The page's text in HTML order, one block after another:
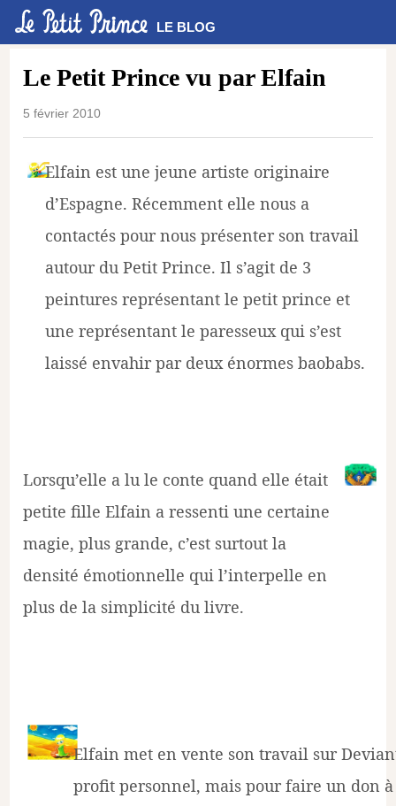
LE BLOG
Le Petit Prince vu par Elfain
5 février 2010
Elfain est une jeune artiste originaire
d’Espagne. Récemment elle nous a
contactés pour nous présenter son travail
autour du Petit Prince. Il s’agit de 3
peintures représentant le petit prince et
une représentant le paresseux qui s’est
laissé envahir par deux énormes baobabs.
Lorsqu’elle a lu le conte quand elle était
petite fille Elfain a ressenti une certaine
magie, plus grande, c’est surtout la
densité émotionnelle qui l’interpelle en
plus de la simplicité du livre.
Elfain met en vente son travail sur
profit personnel, mais pour faire un don